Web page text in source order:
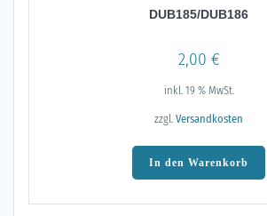
DUB185/DUB186
2,00 €
inkl. 19 % MwSt.
zzgl. Versandkosten
In den Warenkorb